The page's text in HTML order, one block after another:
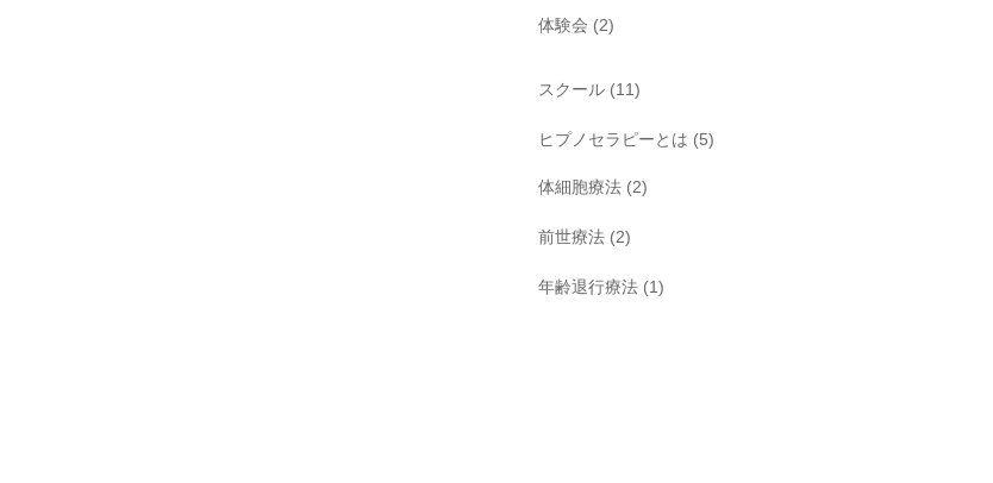
体験会 (2)
スクール (11)
ヒプノセラピーとは (5)
体細胞療法 (2)
前世療法 (2)
年齢退行療法 (1)